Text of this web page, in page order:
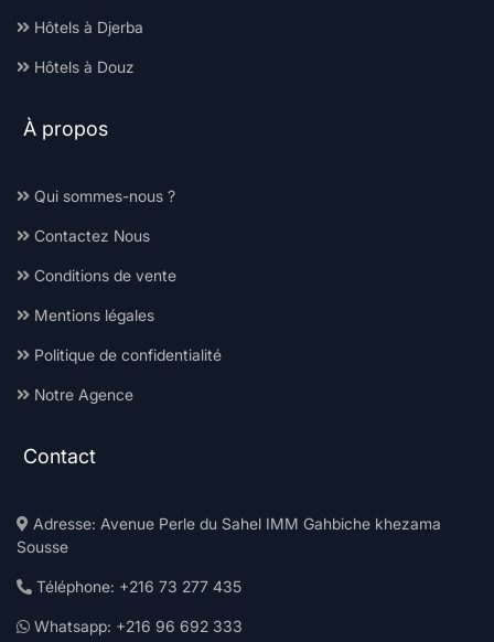
Hôtels à Djerba
Hôtels à Douz
À propos
Qui sommes-nous ?
Contactez Nous
Conditions de vente
Mentions légales
Politique de confidentialité
Notre Agence
Contact
Adresse: Avenue Perle du Sahel IMM Gahbiche khezama
Sousse
Téléphone: +216 73 277 435
Whatsapp: +216 96 692 333